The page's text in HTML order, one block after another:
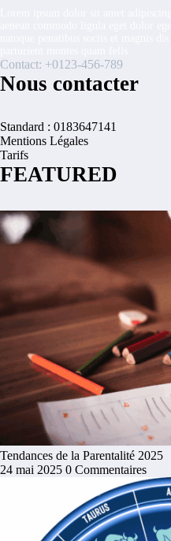
Contact: +0123-456-789
Nous contacter
Standard : 0183647141
Mentions Légales
Tarifs
FEATURED
Tendances de la Parentalité 2025
24 mai 2025 0 Commentaires